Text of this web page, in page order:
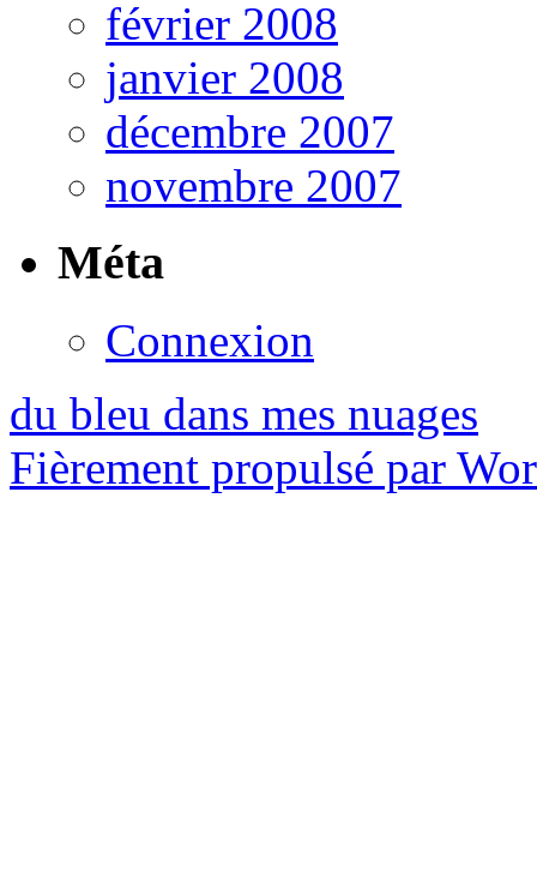
février 2008
janvier 2008
décembre 2007
novembre 2007
Méta
Connexion
du bleu dans mes nuages
Fièrement propulsé par